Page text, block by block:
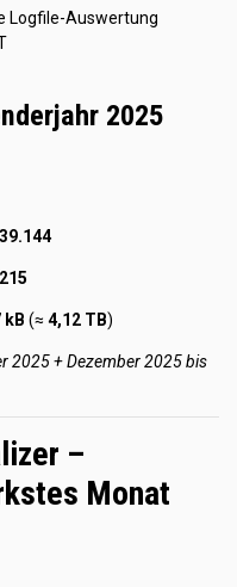
Logfile-Auswertung
2025
kB (≈ 4,12 TB)
2025 + Dezember 2025 bis
–
Monat